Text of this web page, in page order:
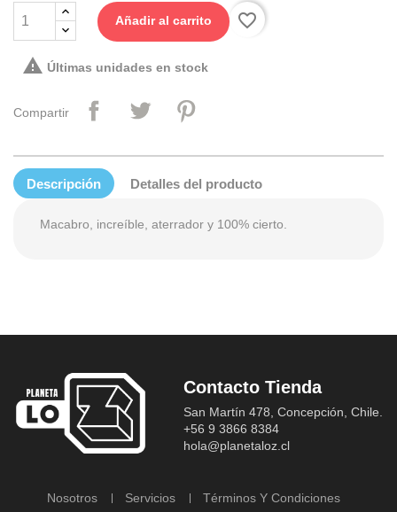
Añadir al carrito favorite_border
 Últimas unidades en stock
Compartir
Descripción Detalles del producto
Macabro, increíble, aterrador y 100% cierto.
Contacto Tienda
San Martín 478, Concepción, Chile.
+56 9 3866 8384
hola@planetaloz.cl
Nosotros Servicios Términos Y Condiciones